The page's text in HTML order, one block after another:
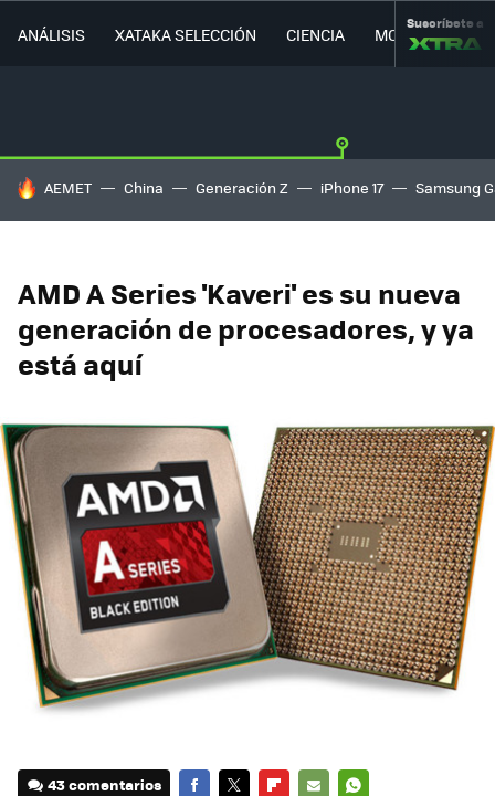
ANÁLISIS XATAKA SELECCIÓN CIENCIA MOVILIDAD
Suscríbete a
HOY SE HABLA DE
AEMET China Generación Z iPhone 17 Samsung
AMD A Series 'Kaveri' es su nueva
generación de procesadores, y ya
está aquí
43 comentarios